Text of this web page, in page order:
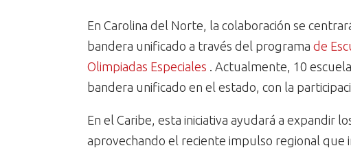
En Carolina del Norte, la colaboración se
bandera unificado a través del programa de
Olimpiadas Especiales . Actualmente, 10
bandera unificado en el estado, con la
En el Caribe, esta iniciativa ayudará a expandir
aprovechando el reciente impulso regional que